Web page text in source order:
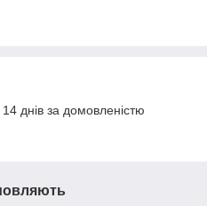
днів за домовленістю